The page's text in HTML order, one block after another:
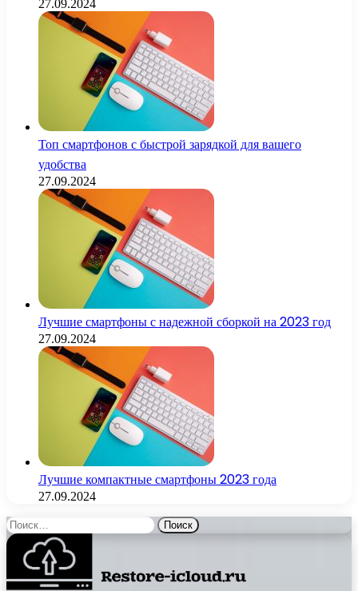
27.09.2024
Топ смартфонов с быстрой зарядкой для вашего
удобства
27.09.2024
Лучшие смартфоны с надежной сборкой на 2023 год
27.09.2024
Лучшие компактные смартфоны 2023 года
27.09.2024
Найти: